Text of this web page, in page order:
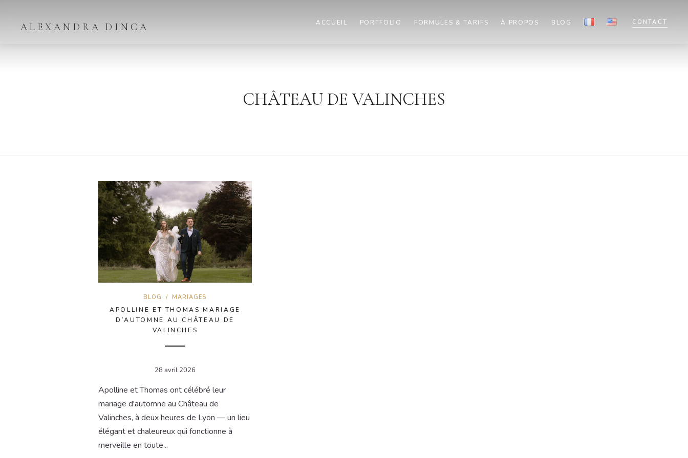
ALEXANDRA DINCA ACCUEIL PORTFOLIO FORMULES & TARIFS À PROPOS BLOG CONTACT
CHÂTEAU DE VALINCHES
BLOG /MARIAGES
APOLLINE ET THOMAS MARIAGE
D’AUTOMNE AU CHÂTEAU DE
VALINCHES
28 avril 2026
Apolline et Thomas ont célébré leur
mariage d'automne au Château de
Valinches, à deux heures de Lyon — un lieu
élégant et chaleureux qui fonctionne à
merveille en toute...